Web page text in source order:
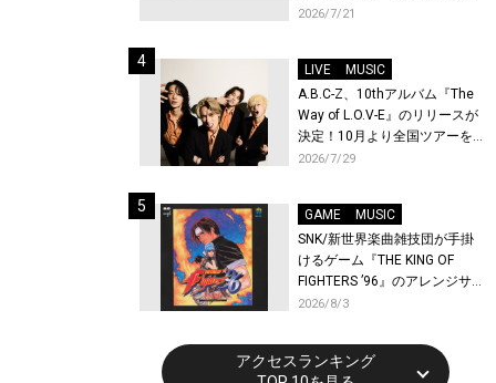
定！メンバー全員から喜びと
先行上映会を開催！
2026/7/21
LIVE
MUSIC
A.B.C-Z、10thアルバム『The
Way of L.O.V-E』のリリースが
決定！10月より全国ツアーを
開催！
2026/7/29
GAME
MUSIC
SNK/新世界楽曲雑技団が手掛
けるゲーム『THE KING OF
FIGHTERS ’96』のアレンジサ
ウンドトラックが配信開始！
2026/8/3
アクセスランキング